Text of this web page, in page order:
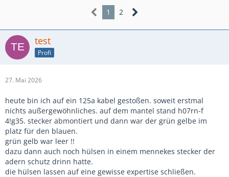
1
2
test
Profi
27. Mai 2026
heute bin ich auf ein 125a kabel gestoßen. soweit erstmal
nichts außergewöhnliches. auf dem mantel stand h07rn-f
4!g35. stecker abmontiert und dann war der grün gelbe im
platz für den blauen.
grün gelb war leer !!
dazu dann auch noch hülsen in einem mennekes stecker der
adern schutz drinn hatte.
die hülsen lassen auf eine gewisse expertise schließen.